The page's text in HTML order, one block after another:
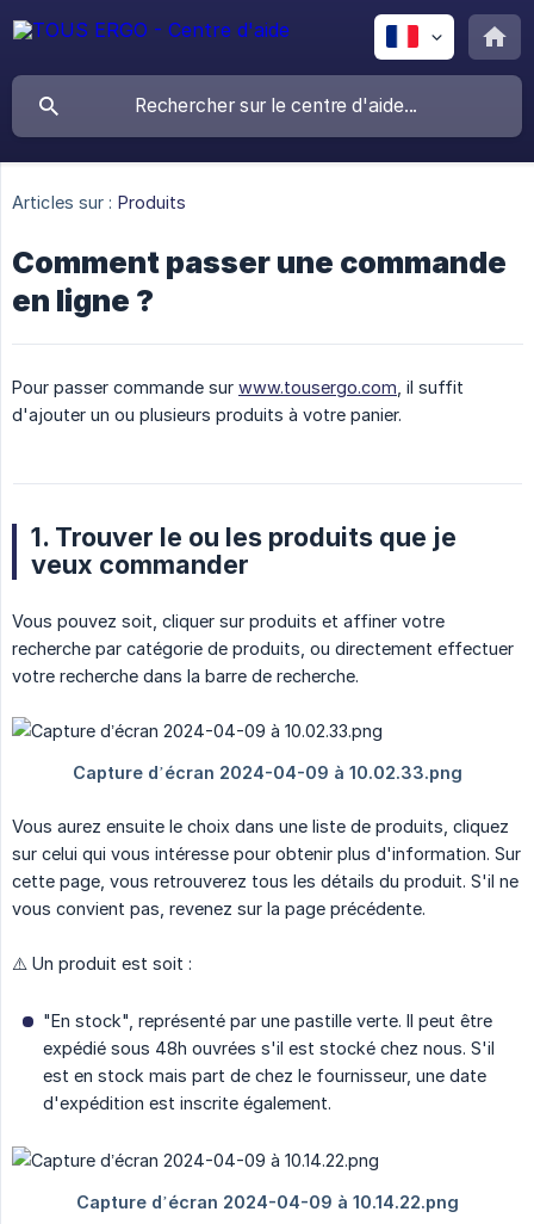
Articles sur : Produits
Comment passer une commande
en ligne ?
Pour passer commande sur www.tousergo.com , il suffit
d'ajouter un ou plusieurs produits à votre panier.
1. Trouver le ou les produits que je
veux commander
Vous pouvez soit, cliquer sur produits et affiner votre
recherche par catégorie de produits, ou directement effectuer
votre recherche dans la barre de recherche.
Vous aurez ensuite le choix dans une liste de produits, cliquez
sur celui qui vous intéresse pour obtenir plus d'information. Sur
cette page, vous retrouverez tous les détails du produit. S'il ne
vous convient pas, revenez sur la page précédente.
⚠️ Un produit est soit :
"En stock", représenté par une pastille verte. Il peut être
expédié sous 48h ouvrées s'il est stocké chez nous. S'il
est en stock mais part de chez le fournisseur, une date
d'expédition est inscrite également.